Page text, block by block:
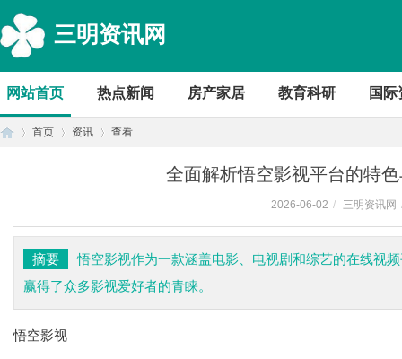
三明资讯网
网站首页 热点新闻 房产家居 教育科研 国际
首页 资讯 查看
全面解析悟空影视平台的特
2026-06-02 / 三明资讯网
摘要
悟空影视作为一款涵盖电影、电视剧和综艺的在线视
赢得了众多影视爱好者的青睐。
悟空影视